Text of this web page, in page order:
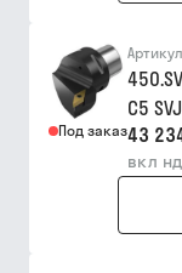
Под заказ
Артикул
C5
43
вкл